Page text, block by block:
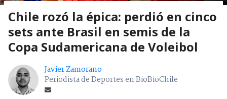
Chile rozó la épica: perdió en cinco
sets ante Brasil en semis de la
Copa Sudamericana de Voleibol
Javier Zamorano
Periodista de Deportes en BioBioChile